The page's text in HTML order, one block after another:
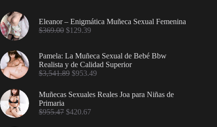
Eleanor – Enigmática Muñeca Sexual Femenina
$369.00 $129.39
Pamela: La Muñeca Sexual de Bebé Bbw
Realista y de Calidad Superior
$3,541.89 $953.49
Muñecas Sexuales Reales Joa para Niñas de
Primaria
$955.47 $420.67